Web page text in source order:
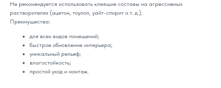
Не рекомендуется использовать клеящие составы на агрессивных
растворителях (ацетон, тоулол, уайт-спирит и т. д.).
Преимущества:
для всех видов помещений;
быстрое обновление интерьера;
уникальный рельеф;
влагостойкость;
простой уход и монтаж.